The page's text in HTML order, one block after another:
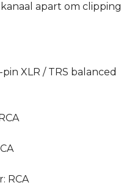
apart om clipping
XLR / TRS balanced
RCA